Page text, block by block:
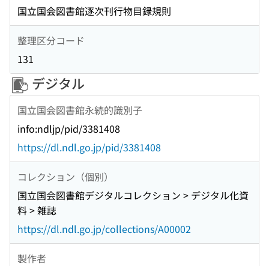
国立国会図書館逐次刊行物目録規則
整理区分コード
131
デジタル
国立国会図書館永続的識別子
info:ndljp/pid/3381408
https://dl.ndl.go.jp/pid/3381408
コレクション（個別）
国立国会図書館デジタルコレクション > デジタル化資
料 > 雑誌
https://dl.ndl.go.jp/collections/A00002
製作者